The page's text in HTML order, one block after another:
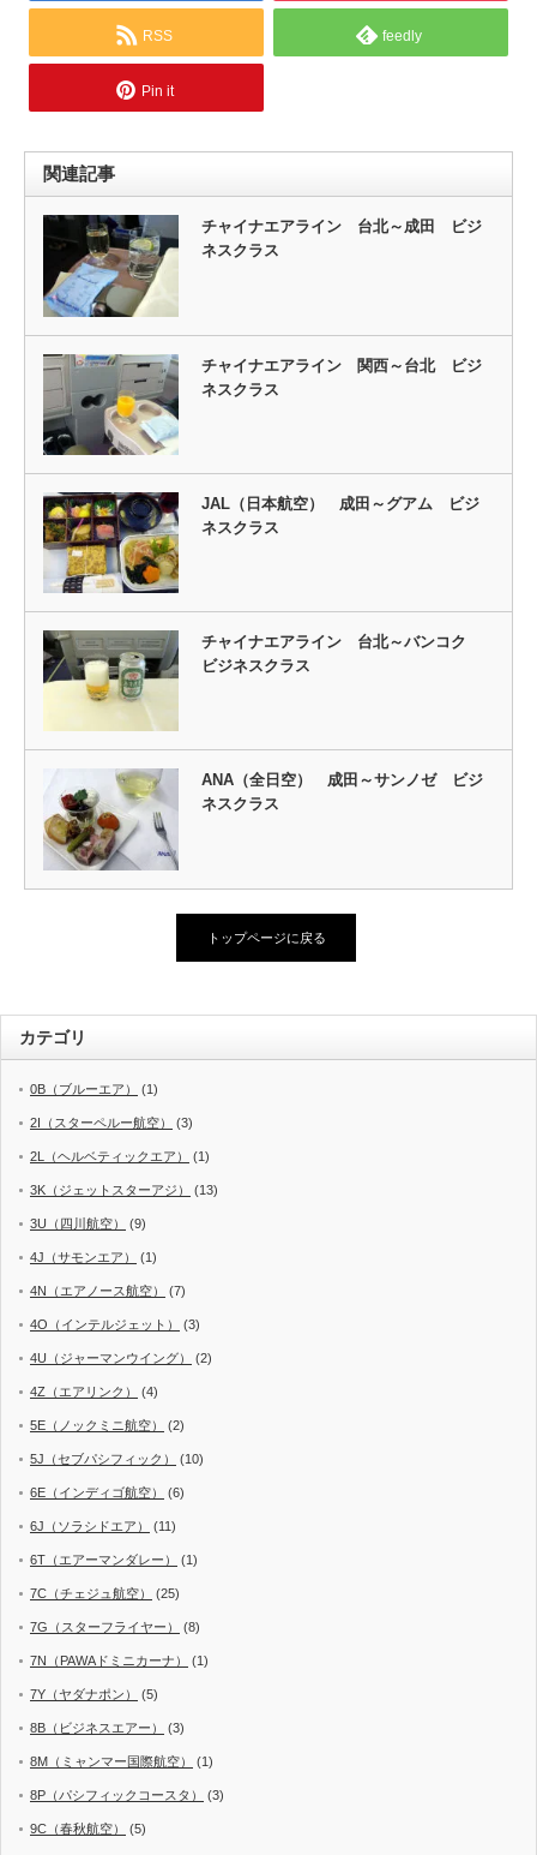
RSS feedly
Pin it
関連記事
チャイナエアライン 台北～成田 ビジ
ネスクラス
チャイナエアライン 関西～台北 ビジ
ネスクラス
JAL（日本航空） 成田～グアム ビジ
ネスクラス
チャイナエアライン 台北～バンコク
ビジネスクラス
ANA（全日空） 成田～サンノゼ ビジ
ネスクラス
トップページに戻る
カテゴリ
0B（ブルーエア） (1)
2I（スターペルー航空） (3)
2L（ヘルベティックエア） (1)
3K（ジェットスターアジ） (13)
3U（四川航空） (9)
4J（サモンエア） (1)
4N（エアノース航空） (7)
4O（インテルジェット） (3)
4U（ジャーマンウイング） (2)
4Z（エアリンク） (4)
5E（ノックミニ航空） (2)
5J（セブパシフィック） (10)
6E（インディゴ航空） (6)
6J（ソラシドエア） (11)
6T（エアーマンダレー） (1)
7C（チェジュ航空） (25)
7G（スターフライヤー） (8)
7N（PAWAドミニカーナ） (1)
7Y（ヤダナポン） (5)
8B（ビジネスエアー） (3)
8M（ミャンマー国際航空） (1)
8P（パシフィックコースタ） (3)
9C（春秋航空） (5)